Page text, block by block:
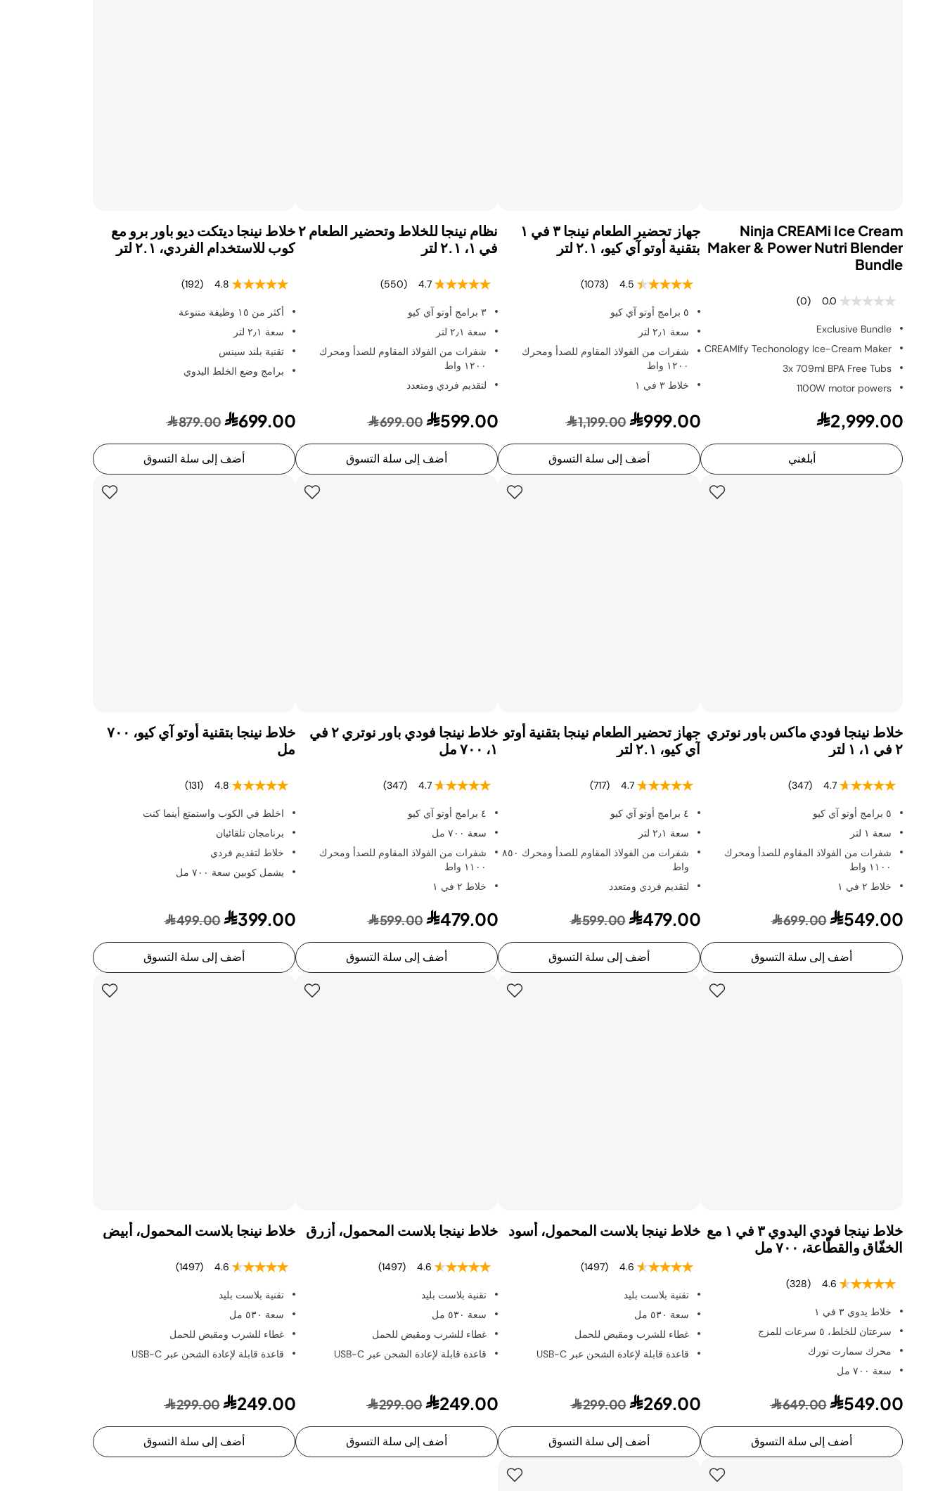
Ninja CREAMi Ice Cream
Maker & Power Nutri Blender
Bundle
0.0
(0)
Exclusive Bundle
CREAMIfy Techonology Ice-Cream Maker
3x 709ml BPA Free Tubs
1100W motor powers
2,999.00
أبلغني
جهاز تحضير الطعام نينجا ٣ في ١
بتقنية أوتو آي كيو، ٢.١ لتر
4.5
(1073)
٥ برامج أوتو آي كيو
سعة ٢٫١ لتر
شفرات من الفولاذ المقاوم للصدأ ومحرك
١٢٠٠ واط
خلاط ٣ في ١
999.00
1,199.00
أضف إلى سلة التسوق
نظام نينجا للخلاط وتحضير الطعام ٢
في ١، ٢.١ لتر
4.7
(550)
٣ برامج أوتو آي كيو
سعة ٢٫١ لتر
شفرات من الفولاذ المقاوم للصدأ ومحرك
١٢٠٠ واط
لتقديم فردي ومتعدد
599.00
699.00
أضف إلى سلة التسوق
خلاط نينجا ديتكت ديو باور برو مع
كوب للاستخدام الفردي، ٢.١ لتر
4.8
(192)
أكثر من ١٥ وظيفة متنوعة
سعة ٢٫١ لتر
تقنية بلند سينس
برامج وضع الخلط اليدوي
699.00
879.00
أضف إلى سلة التسوق
خلاط نينجا فودي ماكس باور نوتري
٢ في ١، ١ لتر
4.7
(347)
٥ برامج أوتو آي كيو
سعة ١ لتر
شفرات من الفولاذ المقاوم للصدأ ومحرك
١١٠٠ واط
خلاط ٢ في ١
549.00
699.00
أضف إلى سلة التسوق
جهاز تحضير الطعام نينجا بتقنية أوتو
آي كيو، ٢.١ لتر
4.7
(717)
٤ برامج أوتو آي كيو
سعة ٢٫١ لتر
شفرات من الفولاذ المقاوم للصدأ ومحرك ٨٥٠
واط
لتقديم فردي ومتعدد
479.00
599.00
أضف إلى سلة التسوق
خلاط نينجا فودي باور نوتري ٢ في
١، ٧٠٠ مل
4.7
(347)
٤ برامج أوتو آي كيو
سعة ٧٠٠ مل
شفرات من الفولاذ المقاوم للصدأ ومحرك
١١٠٠ واط
خلاط ٢ في ١
479.00
599.00
أضف إلى سلة التسوق
خلاط نينجا بتقنية أوتو آي كيو، ٧٠٠
مل
4.8
(131)
اخلط في الكوب واستمتع أينما كنت
برنامجان تلقائيان
خلاط لتقديم فردي
يشمل كوبين سعة ٧٠٠ مل
399.00
499.00
أضف إلى سلة التسوق
خلاط نينجا فودي اليدوي ٣ في ١ مع
الخفّاق والقطّاعة، ٧٠٠ مل
4.6
(328)
خلاط يدوي ٣ في ١
سرعتان للخلط، ٥ سرعات للمزج
محرك سمارت تورك
سعة ٧٠٠ مل
549.00
649.00
أضف إلى سلة التسوق
خلاط نينجا بلاست المحمول، أسود
4.6
(1497)
تقنية بلاست بليد
سعة ٥٣٠ مل
غطاء للشرب ومقبض للحمل
قاعدة قابلة لإعادة الشحن عبر USB-C
269.00
299.00
أضف إلى سلة التسوق
خلاط نينجا بلاست المحمول، أزرق
4.6
(1497)
تقنية بلاست بليد
سعة ٥٣٠ مل
غطاء للشرب ومقبض للحمل
قاعدة قابلة لإعادة الشحن عبر USB-C
249.00
299.00
أضف إلى سلة التسوق
خلاط نينجا بلاست المحمول، أبيض
4.6
(1497)
تقنية بلاست بليد
سعة ٥٣٠ مل
غطاء للشرب ومقبض للحمل
قاعدة قابلة لإعادة الشحن عبر USB-C
249.00
299.00
أضف إلى سلة التسوق